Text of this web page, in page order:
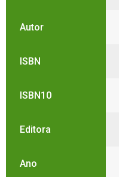
Autor
ISBN
ISBN10
Editora
Ano